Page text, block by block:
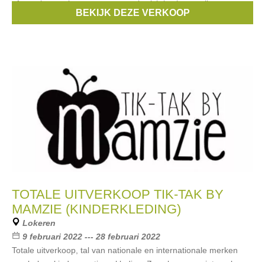
afspraak te maken stuur ons een berichtje via e-mail:
BEKIJK DEZE VERKOOP
TOTALE UITVERKOOP TIK-TAK BY
MAMZIE (KINDERKLEDING)
Lokeren
9 februari 2022 --- 28 februari 2022
Totale uitverkoop, tal van nationale en internationale merken